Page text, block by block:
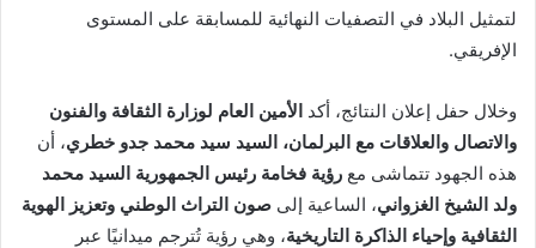
لتمثيل البلاد في التصفيات النهائية للمسابقة على المستوى
الإفريقي.
وخلال حفل إعلان النتائج، أكد الأمين العام لوزارة الثقافة والفنون
والاتصال والعلاقات مع البرلمان، السيد سيد محمد جدو خطري، أن
هذه الجهود تتماشى مع رؤية فخامة رئيس الجمهورية السيد محمد
ولد الشيخ الغزواني، الساعية إلى صون التراث الوطني وتعزيز الهوية
الثقافية وإحياء الذاكرة التاريخية، وهي رؤية تُترجم ميدانيًا عبر